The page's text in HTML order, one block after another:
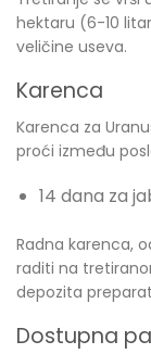
hektaru (6-10
veličine useva.
Karenca
Karenca za
proći između
14 dana za
Radna karenca,
raditi na
depozita
Dostupna